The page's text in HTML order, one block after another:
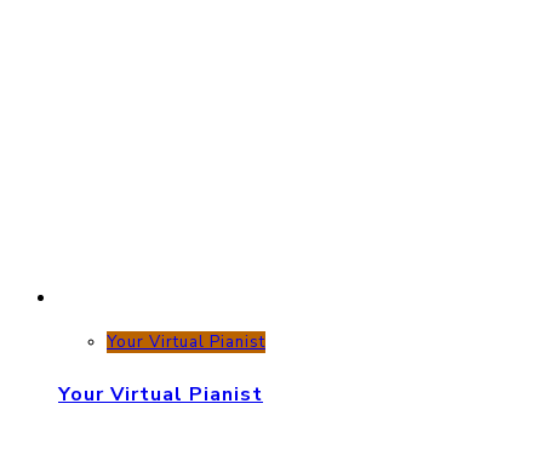
Your Virtual Pianist
Your Virtual Pianist